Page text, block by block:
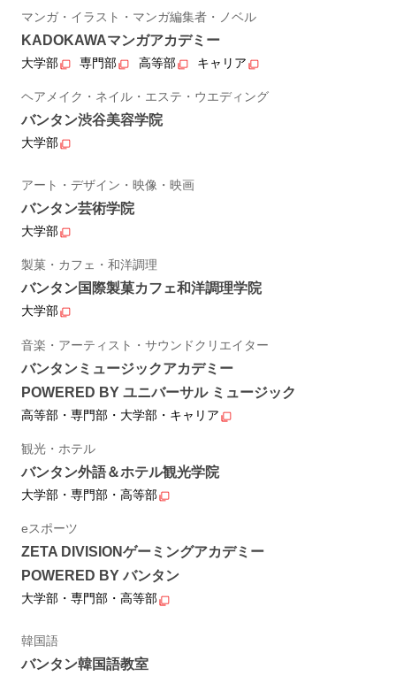
マンガ・イラスト・マンガ編集者・ノベル
KADOKAWAマンガアカデミー
大学部 専門部 高等部 キャリア
ヘアメイク・ネイル・エステ・ウエディング
バンタン渋谷美容学院
大学部
アート・デザイン・映像・映画
バンタン芸術学院
大学部
製菓・カフェ・和洋調理
バンタン国際製菓カフェ和洋調理学院
大学部
音楽・アーティスト・サウンドクリエイター
バンタンミュージックアカデミー
POWERED BY ユニバーサル ミュージック
高等部・専門部・大学部・キャリア
観光・ホテル
バンタン外語＆ホテル観光学院
大学部・専門部・高等部
eスポーツ
ZETA DIVISIONゲーミングアカデミー
POWERED BY バンタン
大学部・専門部・高等部
韓国語
バンタン韓国語教室